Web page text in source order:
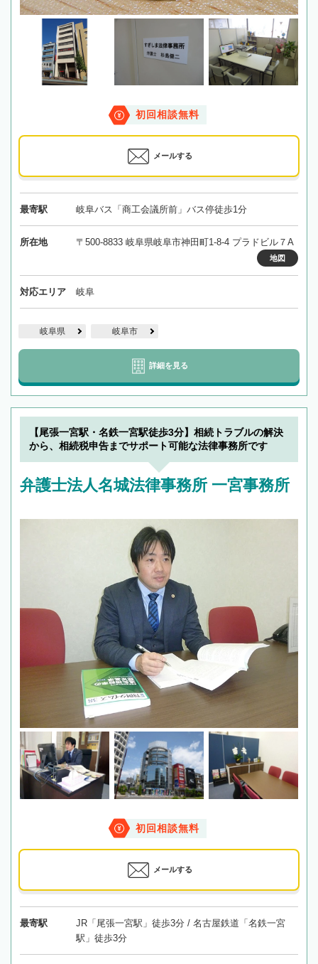
初回相談無料
メールする
最寄駅 岐阜バス「商工会議所前」バス停徒歩1分
所在地 〒500-8833 岐阜県岐阜市神田町1-8-4 プラドビル７A
地図
対応エリア 岐阜
岐阜県 岐阜市
詳細を見る
【尾張一宮駅・名鉄一宮駅徒歩3分】相続トラブルの解決
から、相続税申告までサポート可能な法律事務所です
弁護士法人名城法律事務所 一宮事務所
初回相談無料
メールする
最寄駅
JR「尾張一宮駅」徒歩3分 / 名古屋鉄道「名鉄一宮
駅」徒歩3分